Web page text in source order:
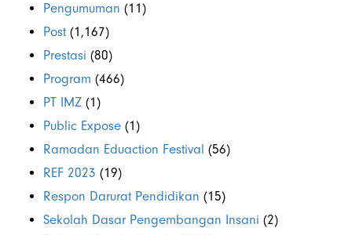
Pengumuman (11)
Post (1,167)
Prestasi (80)
Program (466)
PT IMZ (1)
Public Expose (1)
Ramadan Eduaction Festival (56)
REF 2023 (19)
Respon Darurat Pendidikan (15)
Sekolah Dasar Pengembangan Insani (2)